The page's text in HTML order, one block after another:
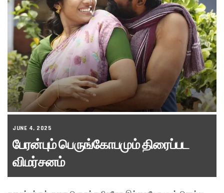
JUNE 4, 2025
பேரன்பும் பெருங்கோபமும் திரைப்பட
விமர்சனம்